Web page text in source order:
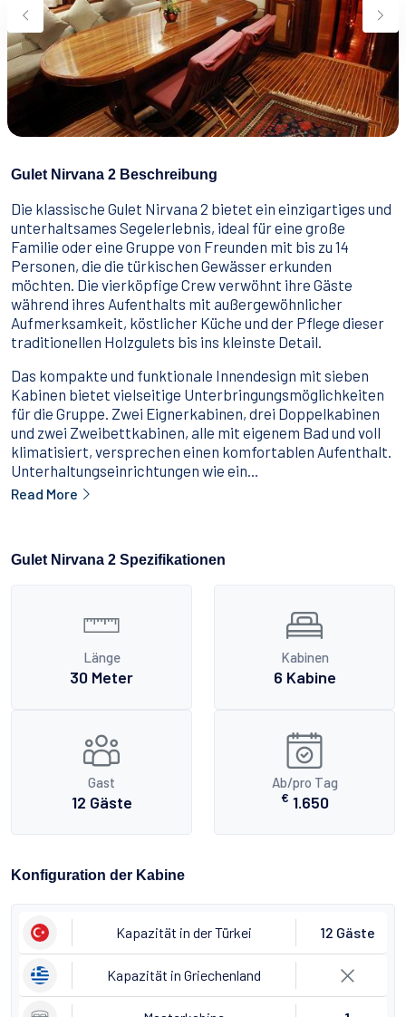
Essen & Trinken
Wie man bucht
Geschäftsbedingungen
Kontakt
Gulet Nirvana 2 Beschreibung
Die klassische Gulet Nirvana 2 bietet ein einzigartiges und
unterhaltsames Segelerlebnis, ideal für eine große
Familie oder eine Gruppe von Freunden mit bis zu 14
Personen, die die türkischen Gewässer erkunden
möchten. Die vierköpfige Crew verwöhnt ihre Gäste
während ihres Aufenthalts mit außergewöhnlicher
Aufmerksamkeit, köstlicher Küche und der Pflege dieser
traditionellen Holzgulets bis ins kleinste Detail.
Das kompakte und funktionale Innendesign mit sieben
Kabinen bietet vielseitige Unterbringungsmöglichkeiten
für die Gruppe. Zwei Eignerkabinen, drei Doppelkabinen
und zwei Zweibettkabinen, alle mit eigenem Bad und voll
klimatisiert, versprechen einen komfortablen Aufenthalt.
Unterhaltungseinrichtungen wie ein...
Read More
Gulet Nirvana 2 Spezifikationen
Länge
30 Meter
Kabinen
6 Kabine
Gast
12 Gäste
Ab/pro Tag
€ 1.650
Konfiguration der Kabine
Kapazität in der Türkei 12 Gäste
Kapazität in Griechenland